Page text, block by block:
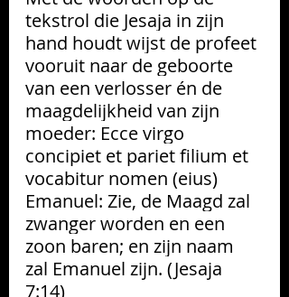
tekstrol die Jesaja in zijn
hand houdt wijst de profeet
vooruit naar de geboorte
van een verlosser én de
maagdelijkheid van zijn
moeder: Ecce virgo
concipiet et pariet filium et
vocabitur nomen (eius)
Emanuel: Zie, de Maagd zal
zwanger worden en een
zoon baren; en zijn naam
zal Emanuel zijn. (Jesaja
7:14)